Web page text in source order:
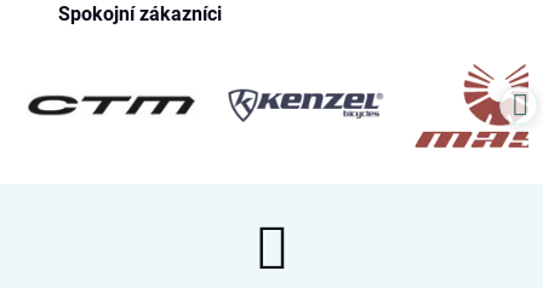
Spokojní zákazníci